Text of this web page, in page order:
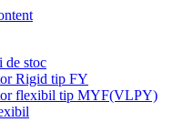
de stoc
Rigid tip FY
flexibil tip MYF(VLPY)